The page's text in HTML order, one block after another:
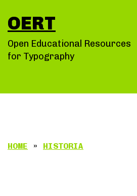
al
contenido
OERT
Open Educational Resources
for Typography
HOME » HISTORIA